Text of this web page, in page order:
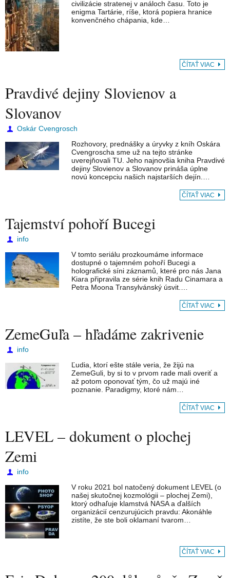
civilizácie stratenej v análoch času. Toto je
enigma Tartárie, ríše, ktorá popiera hranice
konvenčného chápania, kde…
ČÍTAŤ VIAC
Pravdivé dejiny Slovienov a
Slovanov
Oskár Cvengrosch
Rozhovory, prednášky a úryvky z kníh Oskára
Cvengroscha sme už na tejto stránke
uverejňovali TU. Jeho najnovšia kniha Pravdivé
dejiny Slovienov a Slovanov prináša úplne
novú koncepciu našich najstarších dejín.…
ČÍTAŤ VIAC
Tajemství pohoří Bucegi
info
V tomto seriálu prozkoumáme informace
dostupné o tajemném pohoří Bucegi a
holografické síni záznamů, které pro nás Jana
Kiara připravila ze série knih Radu Cinamara a
Petra Moona Transylvánský úsvit.…
ČÍTAŤ VIAC
ZemeGuľa – hľadáme zakrivenie
info
Ľudia, ktorí ešte stále veria, že žijú na
ZemeGuli, by si to v prvom rade mali overiť a
až potom oponovať tým, čo už majú iné
poznanie. Paradigmy, ktoré nám…
ČÍTAŤ VIAC
LEVEL – dokument o plochej
Zemi
info
V roku 2021 bol natočený dokument LEVEL (o
našej skutočnej kozmológii – plochej Zemi),
ktorý odhaľuje klamstvá NASA a ďalších
organizácií cenzurujúcich pravdu: Akonáhle
zistíte, že ste boli oklamaní tvarom…
ČÍTAŤ VIAC